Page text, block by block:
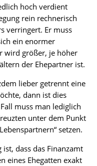
hoch verdient
rein rechnerisch
verringert. Er muss
ein enormer
wird größer, je höher
der Ehepartner ist.
lieber getrennt eine
dann ist dies
muss man lediglich
unter dem Punkt
setzen.
dass das Finanzamt
eines Ehegatten exakt